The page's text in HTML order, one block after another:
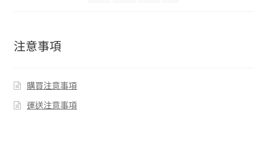
注意事項
購買注意事項
運送注意事項